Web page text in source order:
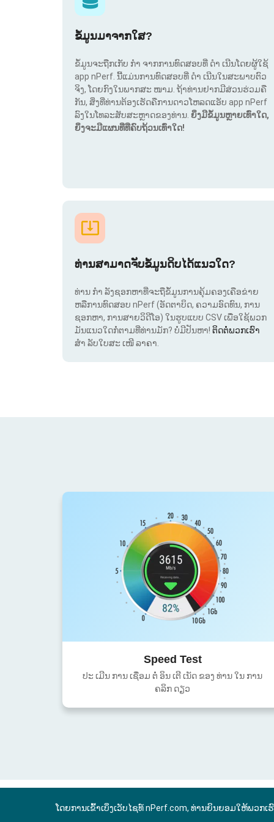
ຂໍ້ມູນມາຈາກໃສ?
ຂໍ້ມູນຈະຖືກເກັບ ກຳ ຈາກການທົດສອບທີ່ ດຳ ເນີນໂດຍຜູ້ໃຊ້
app nPerf. ນີ້ແມ່ນການທົດສອບທີ່ ດຳ ເນີນໃນສະພາບຕົວ
ຈິງ, ໂດຍກົງໃນພາກສະ ໜາມ. ຖ້າທ່ານຢາກມີສ່ວນຮ່ວມຄື
ກັນ, ສິ່ງທີ່ທ່ານຕ້ອງເຮັດຄືການດາວໂຫລດແອັບ app nPerf
ລົງໃນໂທລະສັບສະຫຼາດຂອງທ່ານ. ຍິ່ງມີຂໍ້ມູນຫຼາຍເທົ່າໃດ,
ຍິ່ງຈະມີແຜນທີ່ທີ່ຄົບຖ້ວນເທົ່າໃດ!
ທ່ານສາມາດຈັບຂໍ້ມູນດິບໄດ້ແນວໃດ?
ທ່ານ ກຳ ລັງຊອກຫາທີ່ຈະຖືຂໍ້ມູນການຄຸ້ມຄອງເຄືອຂ່າຍ
ຫລືການທົດສອບ nPerf (ອັດຕາບິດ, ຄວາມອົດທົນ, ການ
ຊອກຫາ, ການສາຍວິດີໂອ) ໃນຮູບແບບ CSV ເພື່ອໃຊ້ພວກ
ມັນແນວໃດກໍ່ຕາມທີ່ທ່ານມັກ? ບໍ່ມີປັນຫາ! ຕິດຕໍ່ພວກເຮົາ
ສຳ ລັບໃບສະ ເໜີ ລາຄາ.
Speed Test
ປະ ເມີນ ການ ເຊື່ອມ ຕໍ່ ອິນ ເຕີ ເນັດ ຂອງ ທ່ານ ໃນ ການ
ຄລິກ ດຽວ
ໂດຍການເຂົ້າເບິ່ງເວັບໄຊທ໌ nPerf.com, ທ່ານຍິນຍອມໃຫ້ພວກເ